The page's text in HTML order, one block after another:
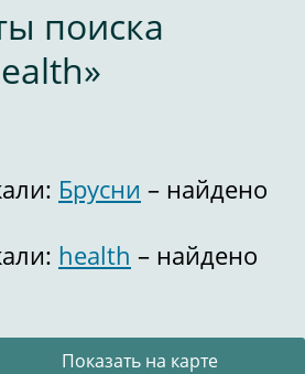
поиска
Брусни – найдено
health – найдено
Показать на карте